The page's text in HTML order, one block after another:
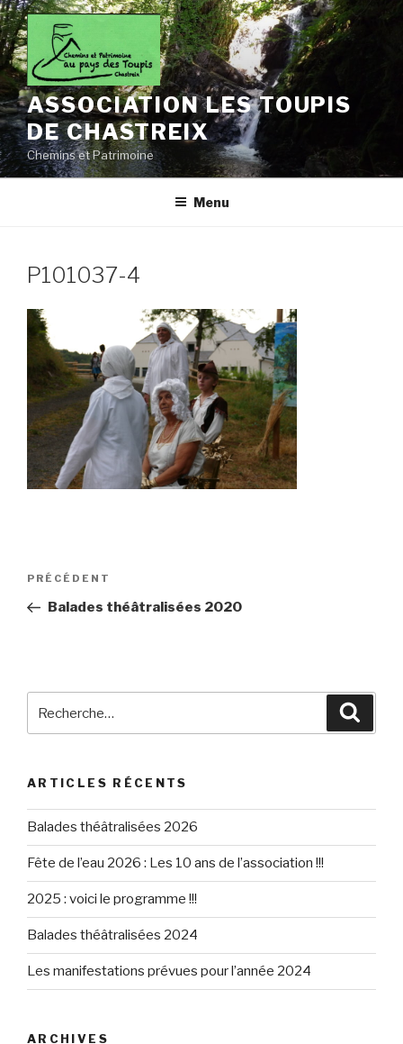
Aller
au
contenu
principal
ASSOCIATION LES TOUPIS
DE CHASTREIX
Chemins et Patrimoine
Menu
P101037-4
Navigation
l’article
Article
précédent
PRÉCÉDENT
Balades théâtralisées 2020
ARTICLES RÉCENTS
Balades théâtralisées 2026
Fête de l’eau 2026 : Les 10 ans de l’association !!!
2025 : voici le programme !!!
Balades théâtralisées 2024
Les manifestations prévues pour l’année 2024
ARCHIVES